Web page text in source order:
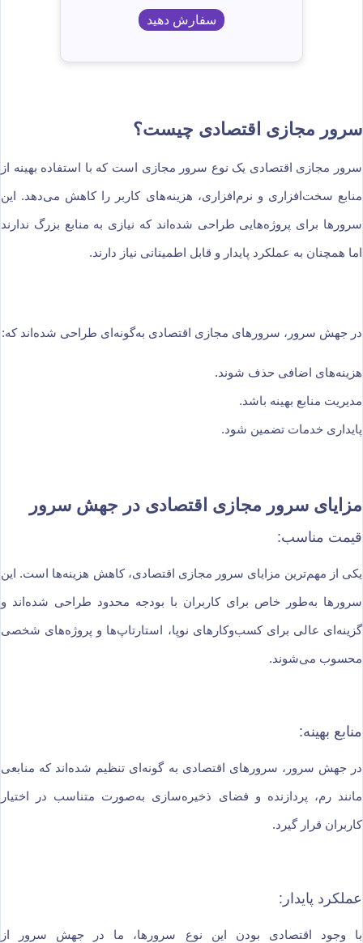
سفارش دهید
سرور مجازی اقتصادی چیست؟
سرور مجازی اقتصادی یک نوع سرور مجازی است که با استفاده بهینه از
منابع سخت‌افزاری و نرم‌افزاری، هزینه‌های کاربر را کاهش می‌دهد. این
سرورها برای پروژه‌هایی طراحی شده‌اند که نیازی به منابع بزرگ ندارند
اما همچنان به عملکرد پایدار و قابل اطمینانی نیاز دارند.
در جهش سرور، سرورهای مجازی اقتصادی به‌گونه‌ای طراحی شده‌اند که:
هزینه‌های اضافی حذف شوند.
مدیریت منابع بهینه باشد.
پایداری خدمات تضمین شود.
مزایای سرور مجازی اقتصادی در جهش سرور
قیمت مناسب:
یکی از مهم‌ترین مزایای سرور مجازی اقتصادی، کاهش هزینه‌ها است. این
سرورها به‌طور خاص برای کاربران با بودجه محدود طراحی شده‌اند و
گزینه‌ای عالی برای کسب‌وکارهای نوپا، استارتاپ‌ها و پروژه‌های شخصی
محسوب می‌شوند.
منابع بهینه:
در جهش سرور، سرورهای اقتصادی به گونه‌ای تنظیم شده‌اند که منابعی
مانند رم، پردازنده و فضای ذخیره‌سازی به‌صورت متناسب در اختیار
کاربران قرار گیرد.
عملکرد پایدار:
با وجود اقتصادی بودن این نوع سرورها، ما در جهش سرور از